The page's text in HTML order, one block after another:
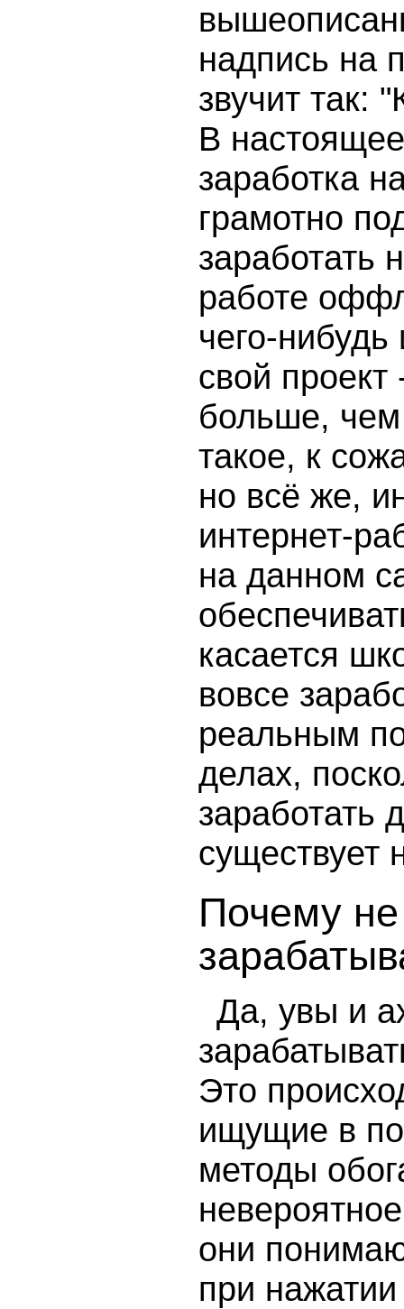
надпись на
звучит так:
В
заработка
грамотно
заработать
работе
чего-нибудь
свой проект
больше,
такое, к
но всё же,
интернет-
на данном
касается
вовсе
реальным
делах,
заработать
существует
Почему не
Да, увы и
Это
ищущие в
методы
они
при